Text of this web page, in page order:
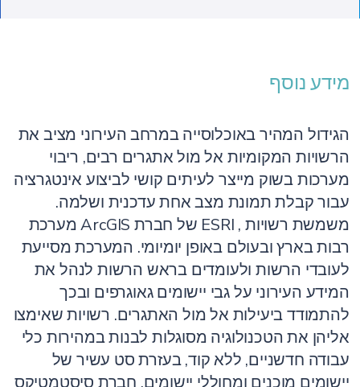
מידע נוסף
הגידול המהיר באוכלוסייה במרחב העירוני מציב את
הרשויות המקומיות אל מול אתגרים רבים, ריבוי
מערכות בשוק מייצר לעיתים קושי לביצוע אינטגרציה
עבור קבלת תמונת מצב אחת עדכנית ושלמה.
מערכת ArcGIS של חברת ESRI , משמשת רשויות
רבות בארץ ובעולם באופן יומיומי. המערכת מסייעת
לעובדי הרשות ולעומדים בראש הרשות לנהל את
המידע העירוני על גבי יישומים גאוגרפים ובכך
להתמודד ביעילות אל מול האתגרים. רשויות שאימצו
אליהן את הטכנולוגיה מסוגלות לבנות במהירות כלי
עבודה חדשניים, ללא קוד, בעזרת סט עשיר של
יישומים מוכנים ומחוללי יישומים. חברת סיסטמטיקס